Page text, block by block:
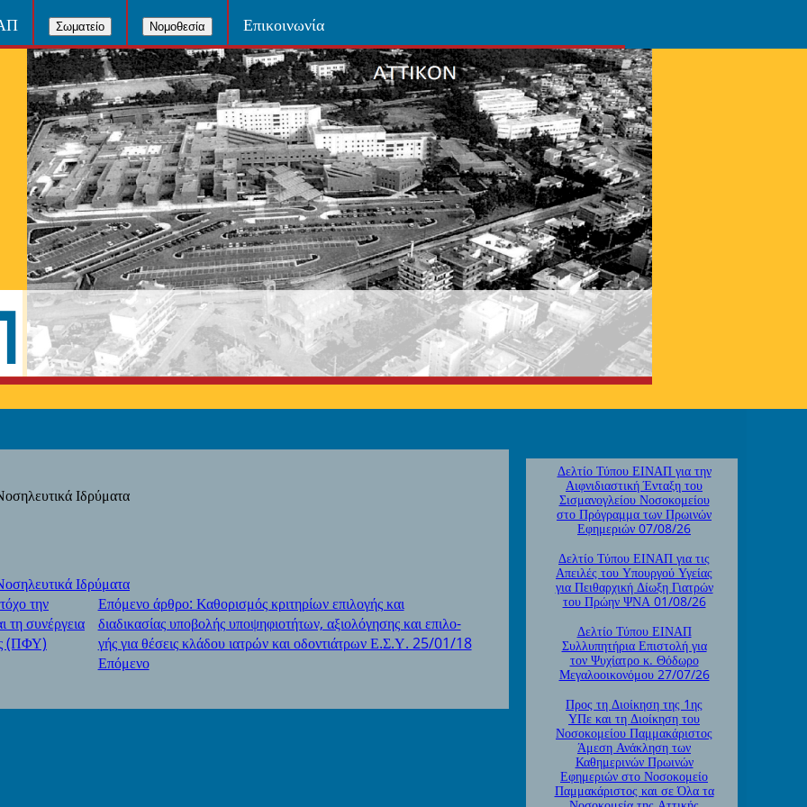
Σωματείο Νομοθεσία Επικοινωνία
Ιδρύματα
Ιδρύματα
την
τη συνέργεια
(ΠΦΥ)
Επόμενο άρθρο: Καθορισμός κριτηρίων επιλογής και
διαδικασίας υποβολής υποψηφιοτήτων, αξιολόγησης και επιλο-
γής για θέσεις κλάδου ιατρών και οδοντιάτρων Ε.Σ.Υ. 25/01/18
Επόμενο
Δελτίο Τύπου ΕΙΝΑΠ για την
Αιφνιδιαστική Ένταξη του
Σισμανογλείου Νοσοκομείου
στο Πρόγραμμα των Πρωινών
Εφημεριών 07/08/26
Δελτίο Τύπου ΕΙΝΑΠ για τις
Απειλές του Υπουργού Υγείας
για Πειθαρχική Δίωξη Γιατρών
του Πρώην ΨΝΑ 01/08/26
Δελτίο Τύπου ΕΙΝΑΠ
Συλλυπητήρια Επιστολή για
τον Ψυχίατρο κ. Θόδωρο
Μεγαλοοικονόμου 27/07/26
Προς τη Διοίκηση της 1ης
ΥΠε και τη Διοίκηση του
Νοσοκομείου Παμμακάριστος
Άμεση Ανάκληση των
Καθημερινών Πρωινών
Εφημεριών στο Νοσοκομείο
Παμμακάριστος και σε Όλα τα